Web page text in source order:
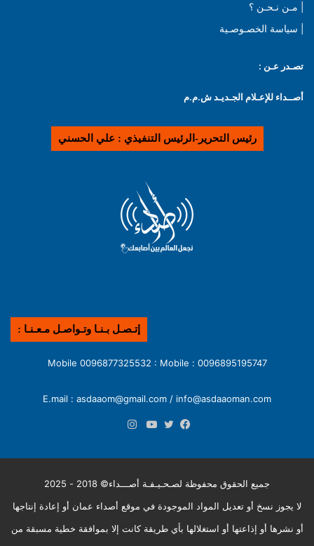
| مـن نـحـن ؟
| سياسة الخصـوصـية
تصـدر عـن :
أصــداء للإعـلام الجـديـد ش.م.م
رئيس التحرير-الرئيس التنفيذي : علي الحسني
إتـصـل بـنـا وتـواصـل مـعـنـا :
0096895195747 : Mobile 0096877325532 : Mobile
E.mail : asdaaom@gmail.com / info@asdaaoman.com
جميع الحقوق محفوظة لصـحـيـفـة أصـــداء© 2018 - 2025
لا يجوز نسخ أو تعديل المواد الموجودة في موقع أصداء عمان أو إعادة إنتاجها
أو نشرها أو إذاعتها أو استغلالها بأي طريقة كانت إلا بموافقة خطية مسبقة من